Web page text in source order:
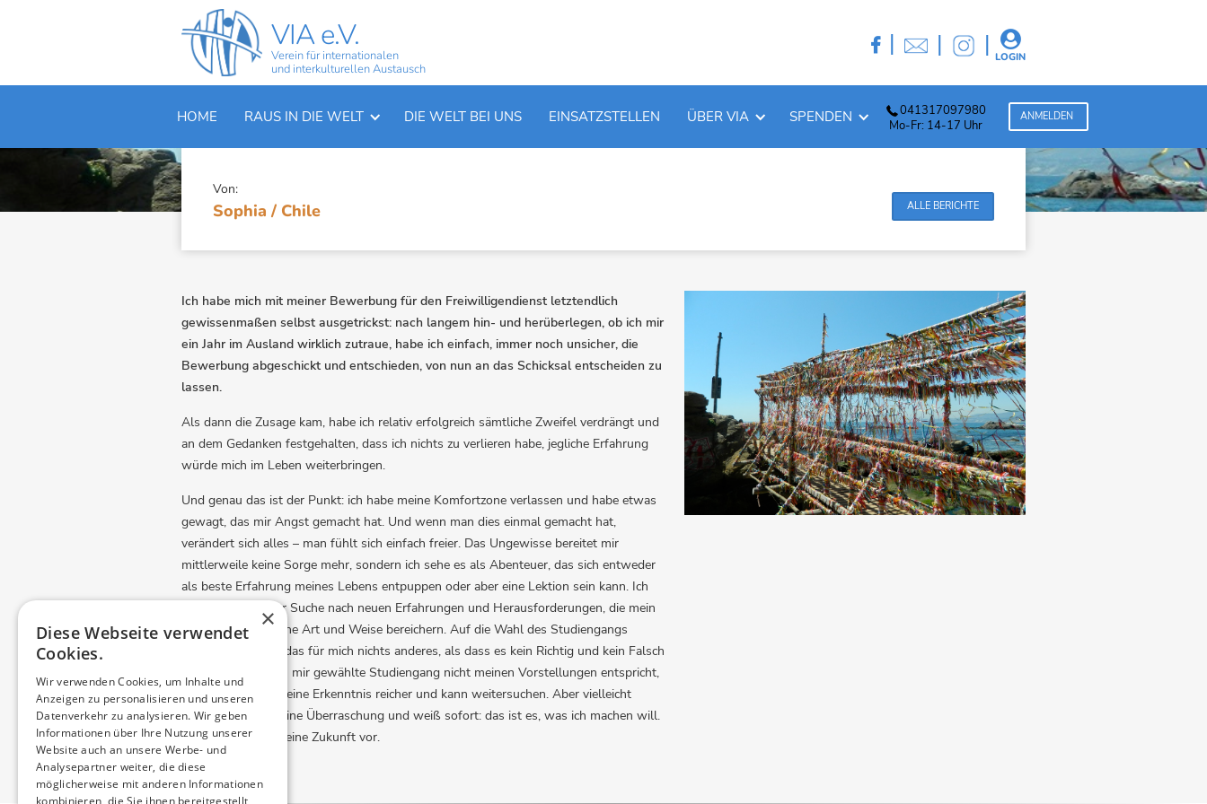
VIA e.V.
Verein für internationalen
und interkulturellen Austausch
 | | | 
LOGIN
HOME RAUS IN DIE WELT DIE WELT BEI UNS EINSATZSTELLEN ÜBER VIA SPENDEN
041317097980
Mo-Fr: 14-17 Uhr
ANMELDEN
SOPHIA / CHILE
Von:
Sophia / Chile ALLE BERICHTE
Ich habe mich mit meiner Bewerbung für den Freiwilligendienst letztendlich
gewissenmaßen selbst ausgetrickst: nach langem hin- und herüberlegen, ob ich mir
ein Jahr im Ausland wirklich zutraue, habe ich einfach, immer noch unsicher, die
Bewerbung abgeschickt und entschieden, von nun an das Schicksal entscheiden zu
lassen.
Als dann die Zusage kam, habe ich relativ erfolgreich sämtliche Zweifel verdrängt und
an dem Gedanken festgehalten, dass ich nichts zu verlieren habe, jegliche Erfahrung
würde mich im Leben weiterbringen.
Und genau das ist der Punkt: ich habe meine Komfortzone verlassen und habe etwas
gewagt, das mir Angst gemacht hat. Und wenn man dies einmal gemacht hat,
verändert sich alles – man fühlt sich einfach freier. Das Ungewisse bereitet mir
mittlerweile keine Sorge mehr, sondern ich sehe es als Abenteuer, das sich entweder
als beste Erfahrung meines Lebens entpuppen oder aber eine Lektion sein kann. Ich
bin ständig auf der Suche nach neuen Erfahrungen und Herausforderungen, die mein
Leben auf irgendeine Art und Weise bereichern. Auf die Wahl des Studiengangs
bezogen bedeutet das für mich nichts anderes, als dass es kein Richtig und kein Falsch
gibt. Wenn der von mir gewählte Studiengang nicht meinen Vorstellungen entspricht,
bin ich einfach nur eine Erkenntnis reicher und kann weitersuchen. Aber vielleicht
erlebe ich ja auch eine Überraschung und weiß sofort: das ist es, was ich machen will.
So stelle ich mir meine Zukunft vor.
×
Diese Webseite verwendet
Cookies.
Wir verwenden Cookies, um Inhalte und
Anzeigen zu personalisieren und unseren
Datenverkehr zu analysieren. Wir geben
Informationen über Ihre Nutzung unserer
Website auch an unsere Werbe- und
Analysepartner weiter, die diese
möglicherweise mit anderen Informationen
kombinieren, die Sie ihnen bereitgestellt